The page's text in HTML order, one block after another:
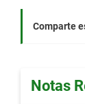
Comparte
Notas